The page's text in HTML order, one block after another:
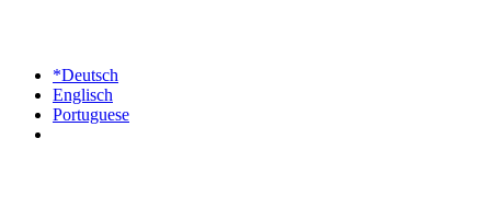
*Deutsch
Englisch
Portuguese